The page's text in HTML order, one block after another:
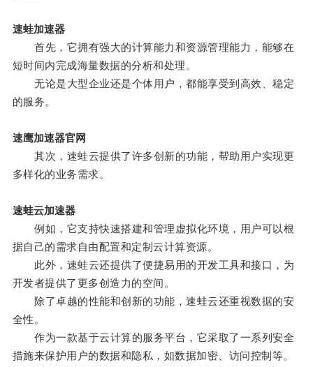
速蛙加速器
首先，它拥有强大的计算能力和资源管理能力，能够在
短时间内完成海量数据的分析和处理。
无论是大型企业还是个体用户，都能享受到高效、稳定
的服务。
速鹰加速器官网
其次，速蛙云提供了许多创新的功能，帮助用户实现更
多样化的业务需求。
速蛙云加速器
例如，它支持快速搭建和管理虚拟化环境，用户可以根
据自己的需求自由配置和定制云计算资源。
此外，速蛙云还提供了便捷易用的开发工具和接口，为
开发者提供了更多创造力的空间。
除了卓越的性能和创新的功能，速蛙云还重视数据的安
全性。
作为一款基于云计算的服务平台，它采取了一系列安全
措施来保护用户的数据和隐私，如数据加密、访问控制等。